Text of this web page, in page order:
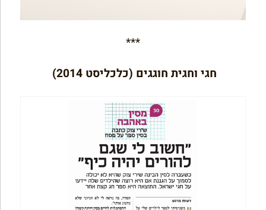
***
חגי וחגית חוגגים (כלכליסט 2014)